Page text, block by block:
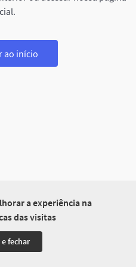
a experiência na
das visitas
fechar
ao início